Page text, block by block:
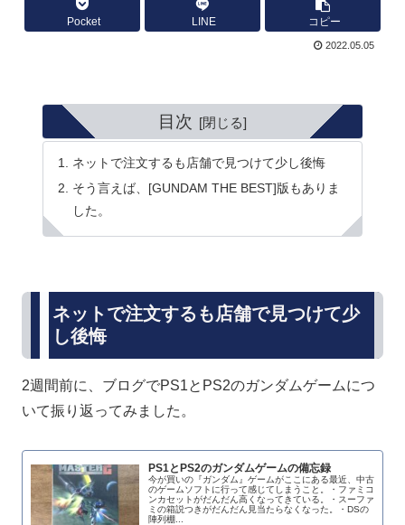
Pocket LINE コピー
2022.05.05
目次
ネットで注文するも店舗で見つけて少し後悔
そう言えば、[GUNDAM THE BEST]版もありま
した。
ネットで注文するも店舗で見つけて少
し後悔
2週間前に、ブログでPS1とPS2のガンダムゲームにつ
いて振り返ってみました。
PS1とPS2のガンダムゲームの備忘録
今が買いの『ガンダム』ゲームがここにある最近、中古
のゲームソフトに行って感じてしまうこと。・ファミコ
ンカセットがだんだん高くなってきている。・スーファ
ミの箱説つきがだんだん見当たらなくなった。・DSの
陣列棚...